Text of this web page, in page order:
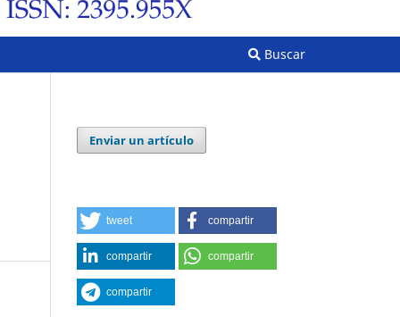
Buscar
Enviar un artículo
tweet compartir
compartir compartir
compartir